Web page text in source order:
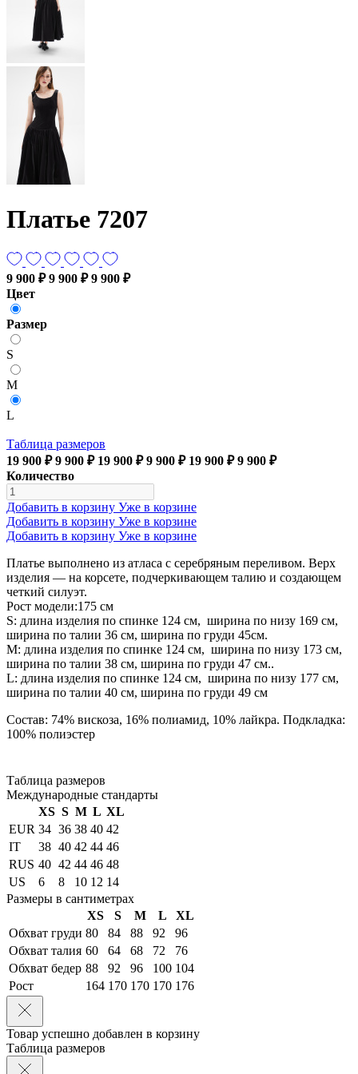
Платье 7207
9 900 ₽ 9 900 ₽ 9 900 ₽
Цвет
Размер
S
M
L
Таблица размеров
19 900 ₽ 9 900 ₽ 19 900 ₽ 9 900 ₽ 19 900 ₽ 9 900 ₽
Количество
Добавить в корзину Уже в корзине
Добавить в корзину Уже в корзине
Добавить в корзину Уже в корзине
Платье выполнено из атласа с серебряным переливом. Верх
изделия — на корсете, подчеркивающем талию и создающем
четкий силуэт.
Рост модели:175 см
S: длина изделия по спинке 124 см, ширина по низу 169 см,
ширина по талии 36 см, ширина по груди 45см.
М: длина изделия по спинке 124 см, ширина по низу 173 см,
ширина по талии 38 см, ширина по груди 47 см..
L: длина изделия по спинке 124 см, ширина по низу 177 см,
ширина по талии 40 см, ширина по груди 49 см
Состав: 74% вискоза, 16% полиамид, 10% лайкра. Подкладка:
100% полиэстер
Таблица размеров
Международные стандарты
XS S M L XL
EUR 34 36 38 40 42
IT
38 40 42 44 46
RUS 40 42 44 46 48
US
6 8 10 12 14
Размеры в сантиметрах
XS
S M L
XL
Обхват груди 80 84 88 92
96
Обхват талия 60 64 68 72
76
Обхват бедер 88 92 96 100 104
Рост
164 170 170 170 176
Товар успешно добавлен в корзину
Таблица размеров